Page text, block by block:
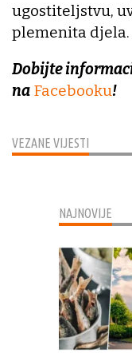
VEZANE VIJESTI
ugostiteljstvu,
plemenita djela.
Dobijte
na Facebooku!
NAJNOVIJE